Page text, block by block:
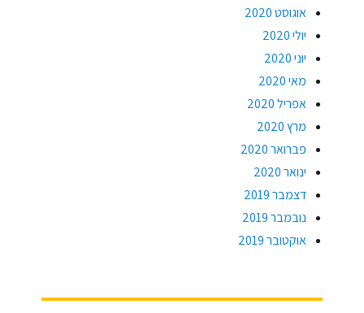
אוגוסט 2020
יולי 2020
יוני 2020
מאי 2020
אפריל 2020
מרץ 2020
פברואר 2020
ינואר 2020
דצמבר 2019
נובמבר 2019
אוקטובר 2019